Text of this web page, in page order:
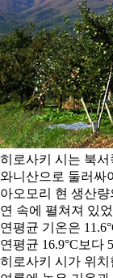
히로사키 시는 북
와니산으로 둘러싸
아오모리 현 생산
연 속에 펼쳐져 있
연평균 기온은
연평균 16.9°C보다
히로사키 시가 위